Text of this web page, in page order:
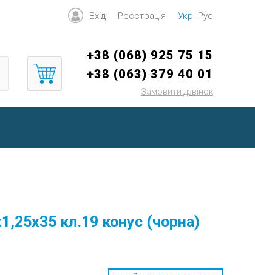
Вхід Реєстрація Укр Рус
+38 (068) 925 75 15
+38 (063) 379 40 01
Замовити дзвінок
кл.19 конус (чорна)